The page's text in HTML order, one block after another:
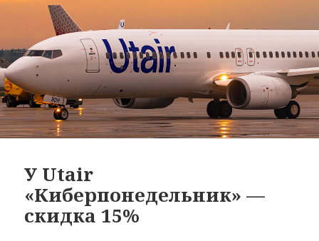
У Utair
«Киберпонедельник» —
скидка 15%